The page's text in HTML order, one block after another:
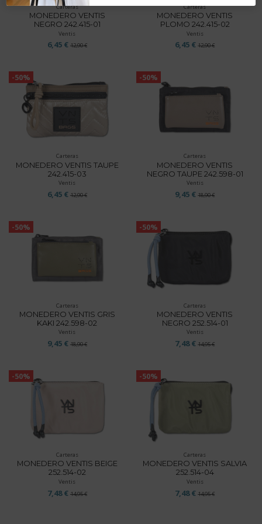
Carteras
MONEDERO VENTIS
NEGRO 242.415-01
Ventis
6,45 € 12,90 €
Carteras
MONEDERO VENTIS
PLOMO 242.415-02
Ventis
6,45 €12,90 €
-50%
Carteras
MONEDERO VENTIS TAUPE
242.415-03
Ventis
6,45 € 12,90 €
-50%
Carteras
MONEDERO VENTIS
NEGRO TAUPE 242.598-01
Ventis
9,45 €18,90 €
-50%
Carteras
MONEDERO VENTIS GRIS
KAKI 242.598-02
Ventis
9,45 € 18,90 €
-50%
Carteras
MONEDERO VENTIS
NEGRO 252.514-01
Ventis
7,48 €14,95 €
-50%
Carteras
MONEDERO VENTIS BEIGE
252.514-02
Ventis
7,48 € 14,95 €
-50%
Carteras
MONEDERO VENTIS SALVIA
252.514-04
Ventis
7,48 €14,95 €